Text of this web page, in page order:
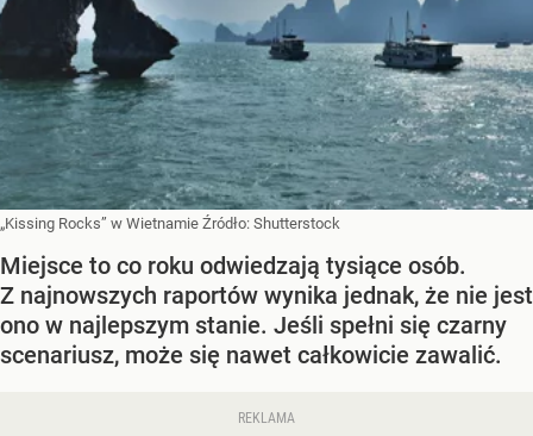
„Kissing Rocks” w Wietnamie Źródło: Shutterstock
Miejsce to co roku odwiedzają tysiące osób.
Z najnowszych raportów wynika jednak, że nie jest
ono w najlepszym stanie. Jeśli spełni się czarny
scenariusz, może się nawet całkowicie zawalić.